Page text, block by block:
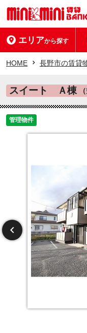
エリアから探す
HOME 長野市の賃貸
スイート Ａ棟
管理物件